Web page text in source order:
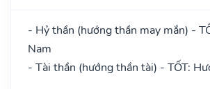
- Hỷ thần (hướng thần may mắn) -
Nam
- Tài thần (hướng thần tài) - TỐT: